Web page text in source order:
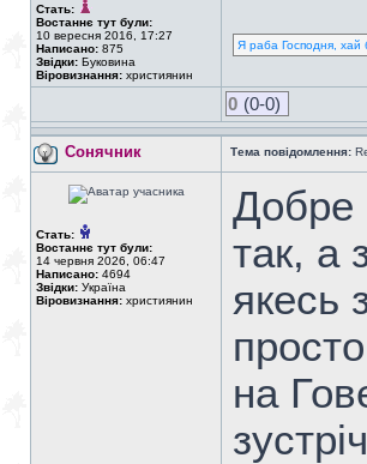
Стать:
Востаннє тут були:
10 вересня 2016, 17:27
Написано: 875
Звідки: Буковина
Віровизнання: християнин
Я раба Господня, хай
0 (0-0)
Сонячник Тема повідомлення:
Стать:
Востаннє тут були:
14 червня 2026, 06:47
Написано: 4694
Звідки: Україна
Віровизнання: християнин
Добре
так, а
якесь
на